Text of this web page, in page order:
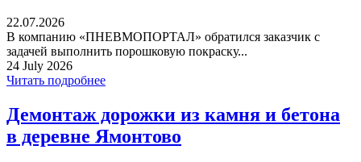
22.07.2026
В компанию «ПНЕВМОПОРТАЛ» обратился заказчик с
задачей выполнить порошковую покраску...
24 July 2026
Читать подробнее
Демонтаж дорожки из камня и бетона
в деревне Ямонтово